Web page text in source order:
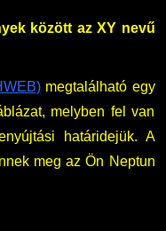
szabályzatok
Tájékoztató
között az XY nevű
megtalálható egy
melyben fel van
határidejük. A
meg az Ön Neptun